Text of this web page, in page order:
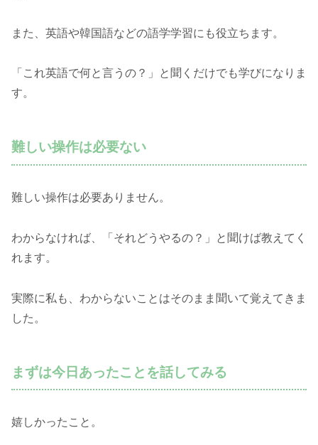
また、英語や韓国語などの語学学習にも役立ちます。
「これ英語で何と言うの？」と聞くだけでも学びになりま
す。
難しい操作は必要ない
難しい操作は必要ありません。
わからなければ、「それどうやるの？」と聞けば教えてく
れます。
実際に私も、わからないことはそのまま聞いて覚えてきま
した。
まずは今日あったことを話してみる
嬉しかったこと。